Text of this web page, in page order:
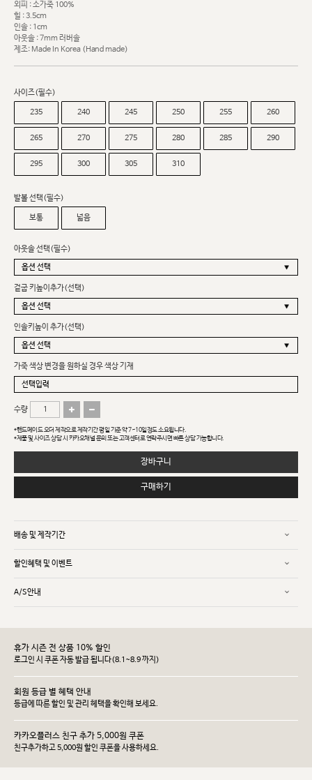
외피 : 소가죽 100%
힐 : 3.5cm
인솔 : 1cm
아웃솔 : 7mm 러버솔
제조: Made In Korea (Hand made)
사이즈(필수)
235 240 245 250 255 260
265 270 275 280 285 290
295 300 305 310
발볼 선택(필수)
보통 넓음
아웃솔 선택(필수)
겉굽 키높이추가(선택)
인솔키높이 추가(선택)
가죽 색상 변경을 원하실 경우 색상 기재
수량
*핸드메이드 오더 제작으로 제작기간 평일 기준 약 7~10일정도 소요됩니다.
*제품 및 사이즈 상담 시 카카오채널 문의 또는 고객센터로 연락주시면 빠른 상담 가능합니다.
장바구니
구매하기
배송 및 제작기간
할인혜택 및 이벤트
A/S안내
휴가 시즌 전 상품 10% 할인
로그인 시 쿠폰 자동 발급 됩니다(8.1~8.9 까지)
회원 등급 별 혜택 안내
등급에 따른 할인 및 관리 헤택을 확인해 보세요.
카카오플러스 친구 추가 5,000원 쿠폰
친구추가하고 5,000원 할인 쿠폰을 사용하세요.